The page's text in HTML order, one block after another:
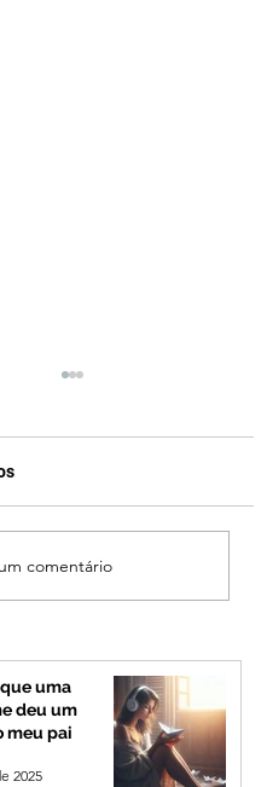
volta atrás,
divina,
nega
comentário
uma
deu um
meu pai
2025